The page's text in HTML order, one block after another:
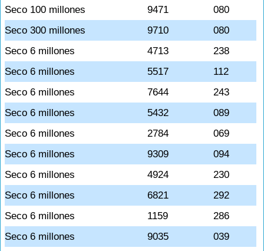
Seco 100 millones
9471
080
Seco 300 millones
9710
080
Seco 6 millones
4713
238
Seco 6 millones
5517
112
Seco 6 millones
7644
243
Seco 6 millones
5432
089
Seco 6 millones
2784
069
Seco 6 millones
9309
094
Seco 6 millones
4924
230
Seco 6 millones
6821
292
Seco 6 millones
1159
286
Seco 6 millones
9035
039